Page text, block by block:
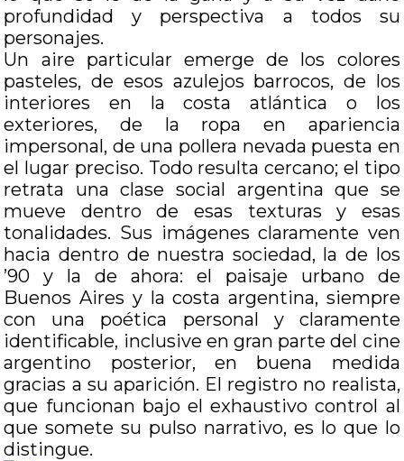
profundidad y perspectiva a todos su
personajes.
Un aire particular emerge de los colores
pasteles, de esos azulejos barrocos, de los
interiores en la costa atlántica o los
exteriores, de la ropa en apariencia
impersonal, de una pollera nevada puesta en
el lugar preciso. Todo resulta cercano; el tipo
retrata una clase social argentina que se
mueve dentro de esas texturas y esas
tonalidades. Sus imágenes claramente ven
hacia dentro de nuestra sociedad, la de los
’90 y la de ahora: el paisaje urbano de
Buenos Aires y la costa argentina, siempre
con una poética personal y claramente
identificable, inclusive en gran parte del cine
argentino posterior, en buena medida
gracias a su aparición. El registro no realista,
que funcionan bajo el exhaustivo control al
que somete su pulso narrativo, es lo que lo
distingue.